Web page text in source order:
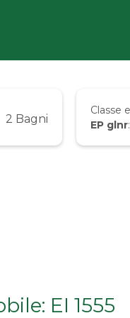
2 Bagni
Classe
EP glnr
EI 1555